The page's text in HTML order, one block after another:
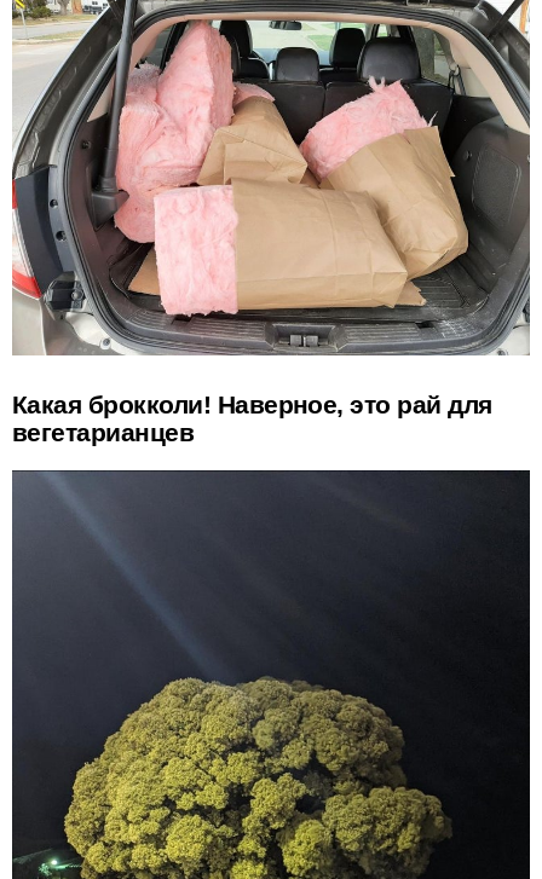
Какая брокколи! Наверное, это рай для
вегетарианцев